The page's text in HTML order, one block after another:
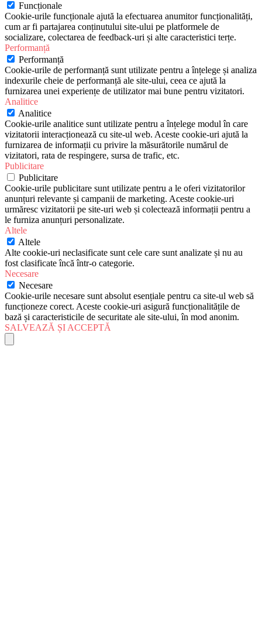
Funcționale
Cookie-urile funcționale ajută la efectuarea anumitor funcționalități,
cum ar fi partajarea conținutului site-ului pe platformele de
socializare, colectarea de feedback-uri și alte caracteristici terțe.
Performanță
Performanță
Cookie-urile de performanță sunt utilizate pentru a înțelege și analiza
indexurile cheie de performanță ale site-ului, ceea ce ajută la
furnizarea unei experiențe de utilizator mai bune pentru vizitatori.
Analitice
Analitice
Cookie-urile analitice sunt utilizate pentru a înțelege modul în care
vizitatorii interacționează cu site-ul web. Aceste cookie-uri ajută la
furnizarea de informații cu privire la măsurătorile numărul de
vizitatori, rata de respingere, sursa de trafic, etc.
Publicitare
Publicitare
Cookie-urile publicitare sunt utilizate pentru a le oferi vizitatorilor
anunțuri relevante și campanii de marketing. Aceste cookie-uri
urmăresc vizitatorii pe site-uri web și colectează informații pentru a
le furniza anunțuri personalizate.
Altele
Altele
Alte cookie-uri neclasificate sunt cele care sunt analizate și nu au
fost clasificate încă într-o categorie.
Necesare
Necesare
Cookie-urile necesare sunt absolut esențiale pentru ca site-ul web să
funcționeze corect. Aceste cookie-uri asigură funcționalitățile de
bază și caracteristicile de securitate ale site-ului, în mod anonim.
SALVEAZĂ ȘI ACCEPTĂ